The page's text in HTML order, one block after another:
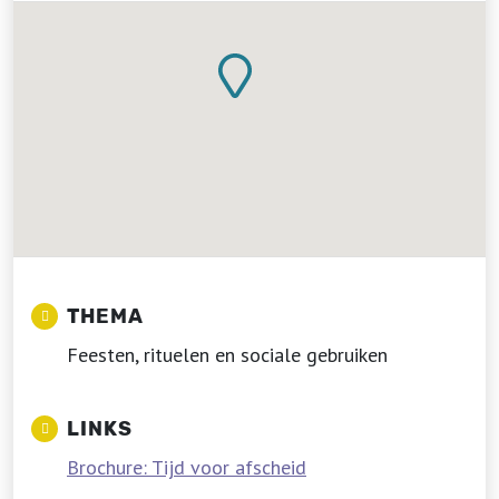
THEMA
Feesten, rituelen en sociale gebruiken
LINKS
Brochure: Tijd voor afscheid